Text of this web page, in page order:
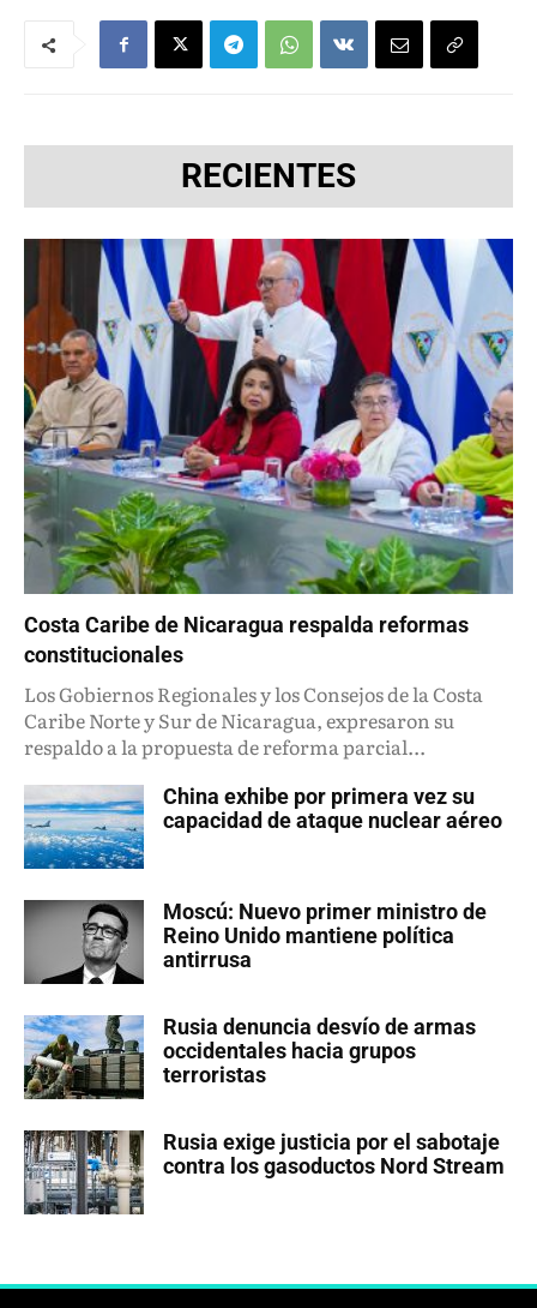
RECIENTES
Costa Caribe de Nicaragua respalda reformas
constitucionales
Los Gobiernos Regionales y los Consejos de la Costa
Caribe Norte y Sur de Nicaragua, expresaron su
respaldo a la propuesta de reforma parcial...
China exhibe por primera vez su
capacidad de ataque nuclear aéreo
Moscú: Nuevo primer ministro de
Reino Unido mantiene política
antirrusa
Rusia denuncia desvío de armas
occidentales hacia grupos
terroristas
Rusia exige justicia por el sabotaje
contra los gasoductos Nord Stream